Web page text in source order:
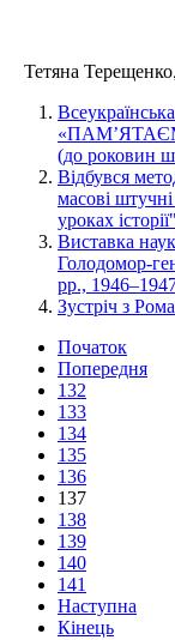
Тетяна
(до роковин
Відбувся
масові
уроках історії"
Виставка
Голодомор-
рр.,
Зустріч з
Початок
Попередня
132
133
134
135
136
137
138
139
140
141
Наступна
Кінець